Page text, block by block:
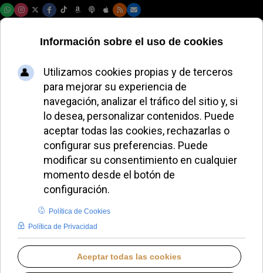
Jesús Fernández
Introduzca parte del título
Filtrar Limpiar
Cantidad a
Misas, vigilias y cruces misioneras: España despide
a sus voluntarios de verano
La fiesta de San Josemaría en Córdoba reivindica el
periodismo honesto y limpio
El obispo de Córdoba renueva su Consejo
Episcopal
deshumanizando"
El bautismo de adultos crece en España: más